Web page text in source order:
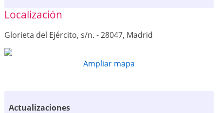
Localización
Glorieta del Ejército, s/n. - 28047, Madrid
Ampliar mapa
Actualizaciones